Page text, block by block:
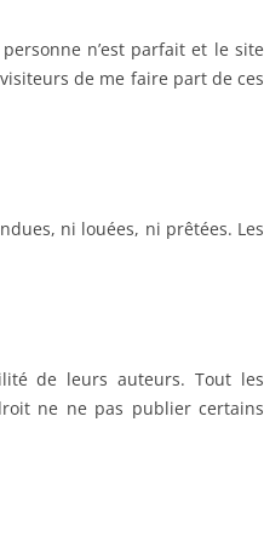
n’est parfait et le site
de me faire part de ces
ni louées, ni prêtées. Les
de leurs auteurs. Tout les
ne ne pas publier certains